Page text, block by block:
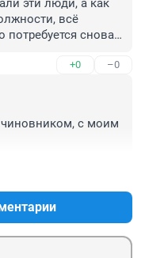
эти люди, а как
всё
потребуется снова
толку от них!
что с ними что без
бюджету. На приём
сидят не понятно!
только и плевать
+0 –0
с моим